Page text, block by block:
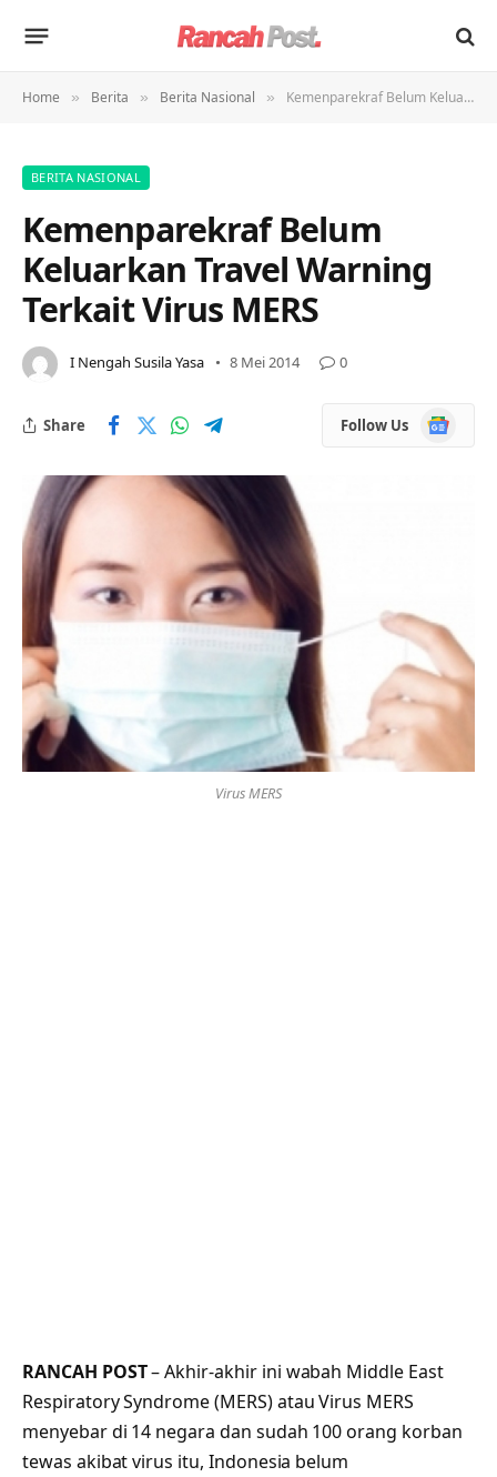
Home » Berita » Berita Nasional » Kemenparekraf Belum Keluarkan Travel Warning Terkait Virus MERS
BERITA NASIONAL
Kemenparekraf Belum
Keluarkan Travel Warning
Terkait Virus MERS
I Nengah Susila Yasa 8 Mei 2014 0
Share Follow Us
Google
News
Virus MERS
RANCAH POST– Akhir-akhir ini wabah Middle East
Respiratory Syndrome (MERS) atau Virus MERS
menyebar di 14 negara dan sudah 100 orang korban
tewas akibat virus itu, Indonesia belum